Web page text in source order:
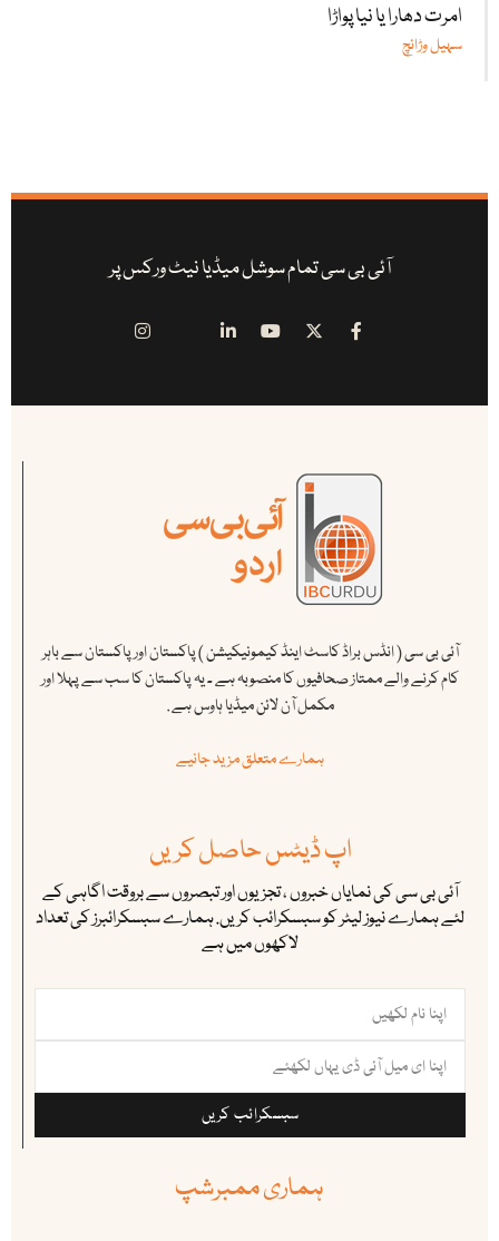
امرت دھارا یا نیا پواڑا
سہیل وڑائچ
آئی بی سی تمام سوشل میڈیا نیٹ ورکس پر
آئی بی سی ( انڈس براڈ کاسٹ اینڈ کیمونیکیشن ) پاکستان اور پاکستان سے باہر
کام کرنے والے ممتاز صحافیوں کا منصوبہ ہے ۔ یہ پاکستان کا سب سے پہلا اور
مکمل آن لائن میڈیا ہاوس ہے .
ہمارے متعلق مزید جانیے
اپ ڈیٹس حاصل کریں
آئی بی سی کی نمایاں خبروں ، تجزیوں اور تبصروں سے بروقت اگاہی کے
لئے ہمارے نیوز لیٹر کو سبسکرائب کریں. ہمارے سبسکرائبرز کی تعداد
لاکھوں میں ہے
سبسکرائب کریں
ہماری ممبرشپ